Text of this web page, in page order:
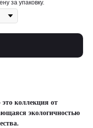
за упаковку.
коллекция от
экологичностью